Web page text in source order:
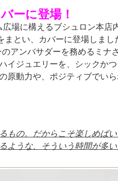
ーに登場！
場に構えるブシュロン本店
まとい、カバーに登場しまし
アンバサダーを務めるミナ
イジュエリーを、シックか
原動力や、ポジティブでい
もの。だからこそ楽しめば
ような、そういう時間が多